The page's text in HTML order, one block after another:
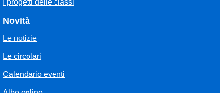
I progetti delle classi
Novità
Le notizie
Le circolari
Calendario eventi